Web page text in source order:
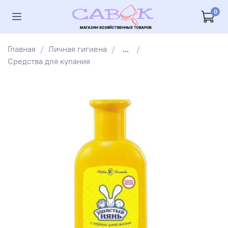
0
Главная Личная гигиена
...
Средства для купания